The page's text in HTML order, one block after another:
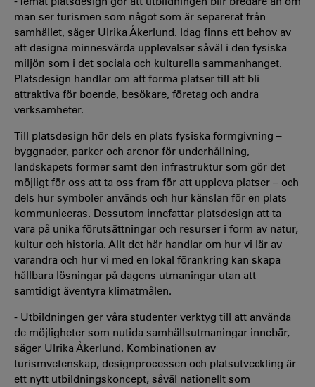
man ser turismen som något som är separerat från
samhället, säger Ulrika Åkerlund. Idag finns ett behov av
att designa minnesvärda upplevelser såväl i den fysiska
miljön som i det sociala och kulturella sammanhanget.
Platsdesign handlar om att forma platser till att bli
attraktiva för boende, besökare, företag och andra
verksamheter.
Till platsdesign hör dels en plats fysiska formgivning –
byggnader, parker och arenor för underhållning,
landskapets former samt den infrastruktur som gör det
möjligt för oss att ta oss fram för att uppleva platser – och
dels hur symboler används och hur känslan för en plats
kommuniceras. Dessutom innefattar platsdesign att ta
vara på unika förutsättningar och resurser i form av natur,
kultur och historia. Allt det här handlar om hur vi lär av
varandra och hur vi med en lokal förankring kan skapa
hållbara lösningar på dagens utmaningar utan att
samtidigt äventyra klimatmålen.
- Utbildningen ger våra studenter verktyg till att använda
de möjligheter som nutida samhällsutmaningar innebär,
säger Ulrika Åkerlund. Kombinationen av
turismvetenskap, designprocessen och platsutveckling är
ett nytt utbildningskoncept, såväl nationellt som